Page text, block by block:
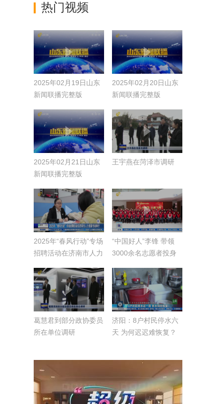
热门视频
2025年02月19日山东
新闻联播完整版
2025年02月20日山东
新闻联播完整版
2025年02月21日山东
新闻联播完整版
王宇燕在菏泽市调研
2025年“春风行动”专场
招聘活动在济南市人力
“中国好人”李锋 带领
3000余名志愿者投身
葛慧君到部分政协委员
所在单位调研
济阳：8户村民停水六
天 为何迟迟难恢复？